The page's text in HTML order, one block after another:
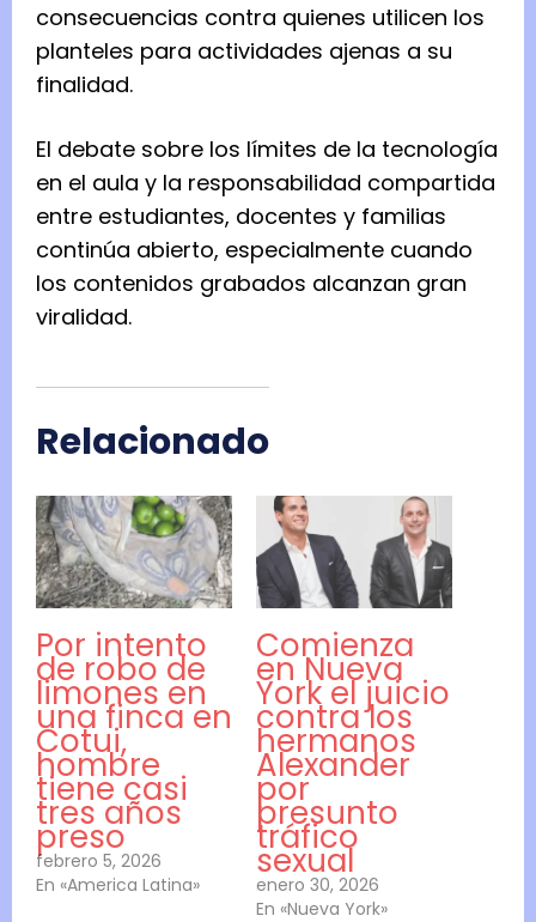
consecuencias contra quienes utilicen los
planteles para actividades ajenas a su
finalidad.
El debate sobre los límites de la tecnología
en el aula y la responsabilidad compartida
entre estudiantes, docentes y familias
continúa abierto, especialmente cuando
los contenidos grabados alcanzan gran
viralidad.
Relacionado
Por intento
de robo de
limones en
una finca en
Cotui,
hombre
tiene casi
tres años
preso
febrero 5, 2026
En «America Latina»
Comienza
en Nueva
York el juicio
contra los
hermanos
Alexander
por
presunto
tráfico
sexual
enero 30, 2026
En «Nueva York»